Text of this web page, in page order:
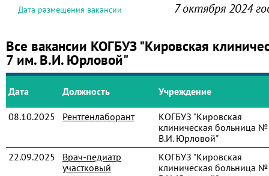
Дата размещения вакансии 7 октября 2024
Все вакансии КОГБУЗ "Кировская
7 им. В.И. Юрловой"
Дата Должность Учреждение
08.10.2025 Рентгенлаборант
КОГБУЗ "Кировская
клиническая больница
В.И. Юрловой"
22.09.2025
Врач-педиатр
участковый
КОГБУЗ "Кировская
клиническая больница